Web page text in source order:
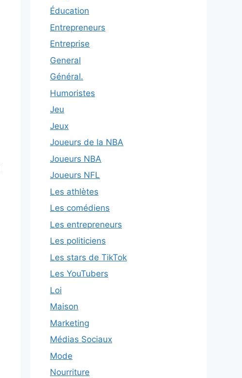
Éducation
Entrepreneurs
Entreprise
General
Général.
Humoristes
Jeu
Jeux
Joueurs de la NBA
Joueurs NBA
Joueurs NFL
Les athlètes
Les comédiens
Les entrepreneurs
Les politiciens
Les stars de TikTok
Les YouTubers
Loi
Maison
Marketing
Médias Sociaux
Mode
Nourriture